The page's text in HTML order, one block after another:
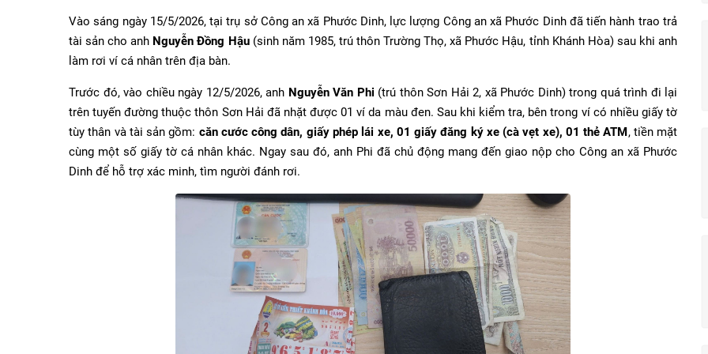
Vào sáng ngày 15/5/2026, tại trụ sở Công an xã Phước Dinh, lực lượng Công an xã Phước Dinh đã tiến hành trao trả
tài sản cho anh Nguyễn Đồng Hậu(sinh năm 1985, trú thôn Trường Thọ, xã Phước Hậu, tỉnh Khánh Hòa) sau khi anh
làm rơi ví cá nhân trên địa bàn.
Trước đó, vào chiều ngày 12/5/2026, anh Nguyễn Văn Phi (trú thôn Sơn Hải 2, xã Phước Dinh) trong quá trình đi lại
trên tuyến đường thuộc thôn Sơn Hải đã nhặt được 01 ví da màu đen. Sau khi kiểm tra, bên trong ví có nhiều giấy tờ
tùy thân và tài sản gồm: căn cước công dân, giấy phép lái xe, 01 giấy đăng ký xe (cà vẹt xe), 01 thẻ ATM, tiền mặt
cùng một số giấy tờ cá nhân khác. Ngay sau đó, anh Phi đã chủ động mang đến giao nộp cho Công an xã Phước
Dinh để hỗ trợ xác minh, tìm người đánh rơi.